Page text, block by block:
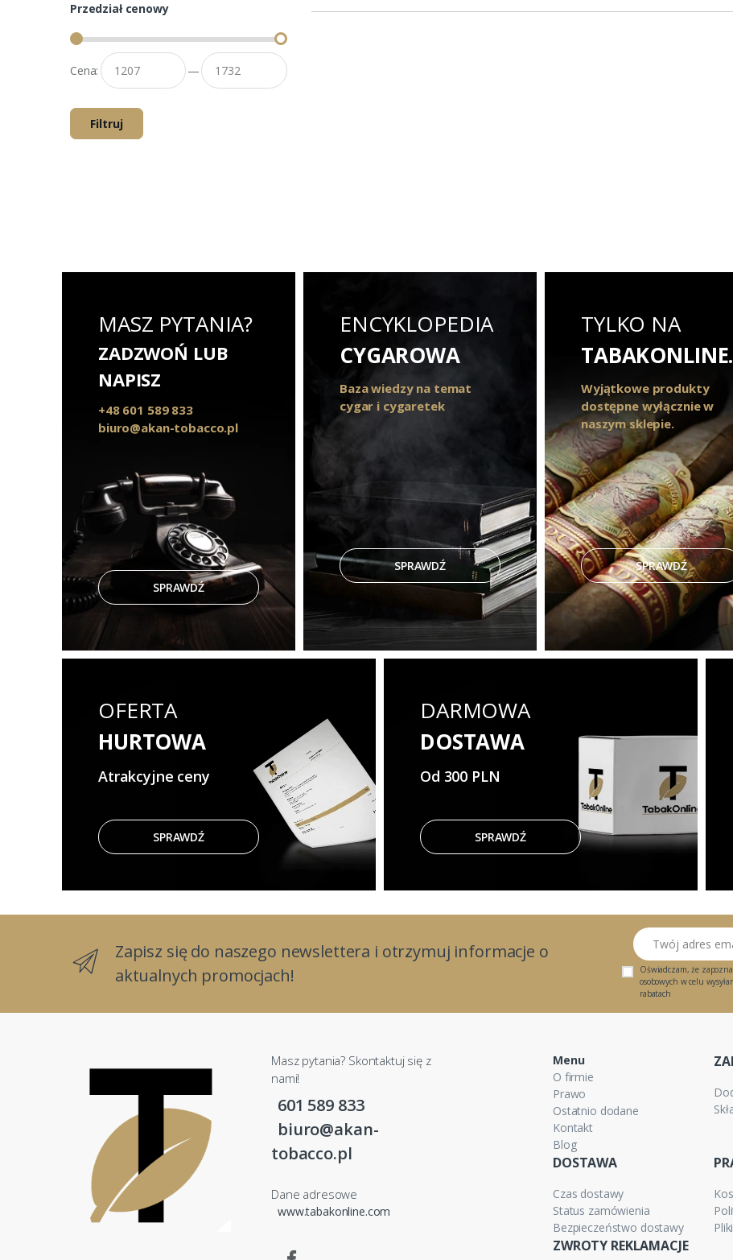
Przedział cenowy
Cena: —
Filtruj
Filtrowanie: bez filtra (kanał 3,2 mm).
MASZ PYTANIA?
ZADZWOŃ LUB
NAPISZ
+48 601 589 833
biuro@akan-tobacco.pl
SPRAWDŹ
ENCYKLOPEDIA
CYGAROWA
Baza wiedzy na temat
cygar i cygaretek
SPRAWDŹ
TYLKO NA
Wyjątkowe produkty
dostępne wyłącznie w
naszym sklepie.
SPRAWDŹ
OFERTA
HURTOWA
Atrakcyjne ceny
SPRAWDŹ
DARMOWA
DOSTAWA
Od 300 PLN
SPRAWDŹ
Zapisz się do naszego newslettera i otrzymuj informacje o
aktualnych promocjach!
Twój adres email
Oświadczam, że
osobowych w celu
rabatach
Masz pytania? Skontaktuj się z
nami!
601 589 833
biuro@akan-
tobacco.pl
Dane adresowe
www.tabakonline.com
Menu
O firmie
Prawo
Ostatnio dodane
Kontakt
Blog
DOSTAWA
Czas dostawy
Status zamówienia
Bezpieczeństwo dostawy
ZWROTY REKLAMACJE